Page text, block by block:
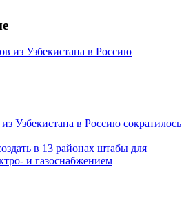
Узбекистана в Россию сократилось